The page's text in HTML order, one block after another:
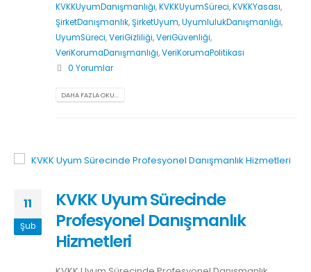
KVKKUyumDanışmanlığı,KVKKUyumSüreci,KVKKYasası,
ŞirketDanışmanlık,ŞirketUyum,UyumlulukDanışmanlığı,
UyumSüreci,VeriGizliliği,VeriGüvenliği,
VeriKorumaDanışmanlığı,VeriKorumaPolitikası
0 Yorumlar
DAHA FAZLA OKU...
11
Şub
KVKK Uyum Sürecinde
Profesyonel Danışmanlık
Hizmetleri